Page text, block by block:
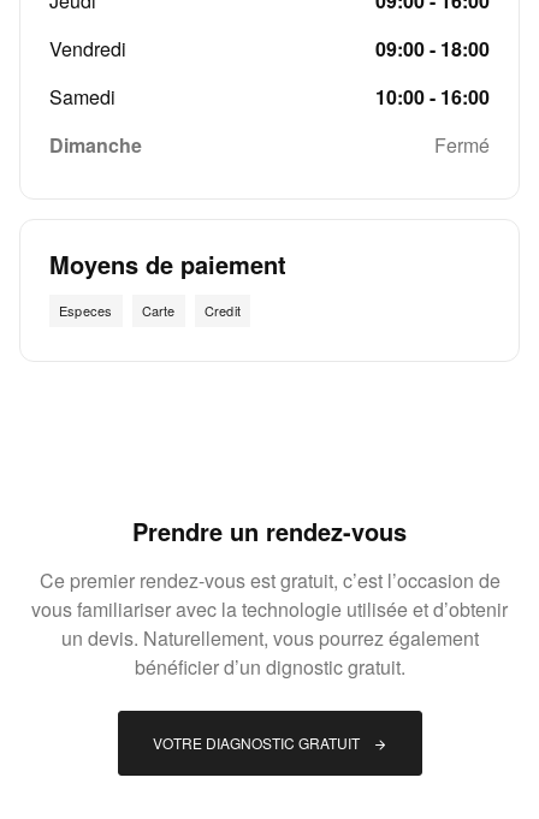
Vendredi
09:00 - 18:00
Samedi
10:00 - 16:00
Dimanche
Fermé
Moyens de paiement
Especes Carte Credit
Prendre un rendez-vous
Ce premier rendez-vous est gratuit, c’est l’occasion de
vous familiariser avec la technologie utilisée et d’obtenir
un devis. Naturellement, vous pourrez également
bénéficier d’un dignostic gratuit.
VOTRE DIAGNOSTIC GRATUIT